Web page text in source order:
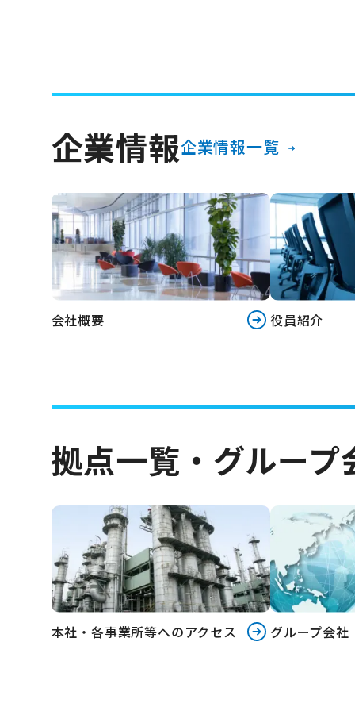
企業情報企業情報一覧
会社概要 役員紹介
拠点一覧・グループ
本社・各事業所等へのアクセス グループ会社